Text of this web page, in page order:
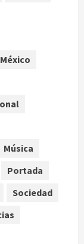
ciudadano
por
de
Ayotzinapa
Música
Portada
Sociedad